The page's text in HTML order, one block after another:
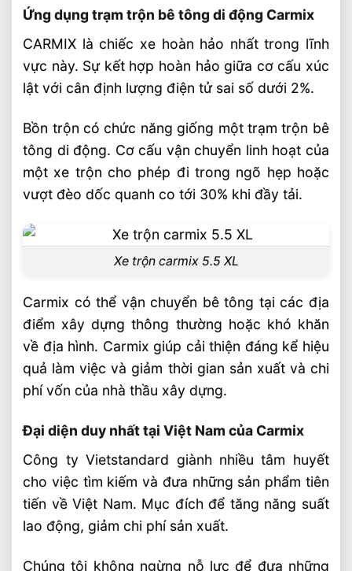
Ứng dụng trạm trộn bê tông di động Carmix
CARMIX là chiếc xe hoàn hảo nhất trong lĩnh
vực này. Sự kết hợp hoàn hảo giữa cơ cấu xúc
lật với cân định lượng điện tử sai số dưới 2%.
Bồn trộn có chức năng giống một trạm trộn bê
tông di động. Cơ cấu vận chuyển linh hoạt của
một xe trộn cho phép đi trong ngõ hẹp hoặc
vượt đèo dốc quanh co tới 30% khi đầy tải.
Xe trộn carmix 5.5 XL
Carmix có thể vận chuyển bê tông tại các địa
điểm xây dựng thông thường hoặc khó khăn
về địa hình. Carmix giúp cải thiện đáng kể hiệu
quả làm việc và giảm thời gian sản xuất và chi
phí vốn của nhà thầu xây dựng.
Đại diện duy nhất tại Việt Nam của Carmix
Công ty Vietstandard giành nhiều tâm huyết
cho việc tìm kiếm và đưa những sản phẩm tiên
tiến về Việt Nam. Mục đích để tăng năng suất
lao động, giảm chi phí sản xuất.
Chúng tôi không ngừng nỗ lực để đưa những